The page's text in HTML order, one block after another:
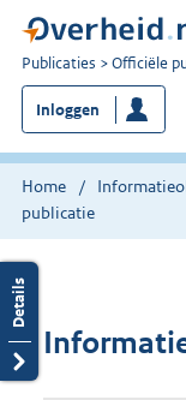
U
bent
nu
hier:
Publicaties Officiële
Inloggen
Home
publicatie